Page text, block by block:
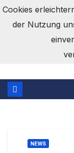
Zum
Inhalt
NEWS
Cookies
der Nutzung